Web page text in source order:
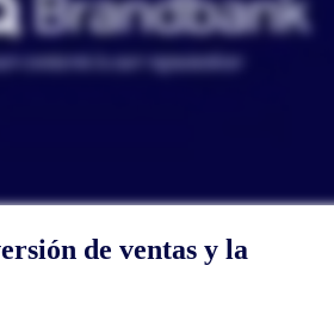
de ventas y la